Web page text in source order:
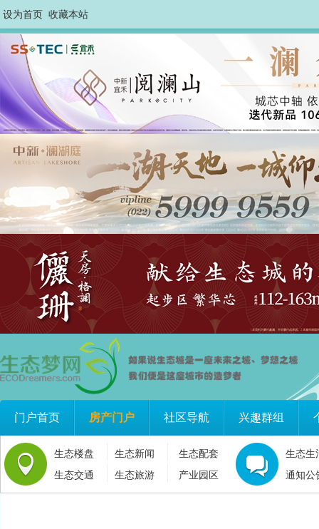
设为首页 收藏本站
门户首页 房产门户 社区导航 兴趣群组
生态楼盘 生态新闻
生态配套
生态交通
生态旅游 产业园区
生态生
通知公